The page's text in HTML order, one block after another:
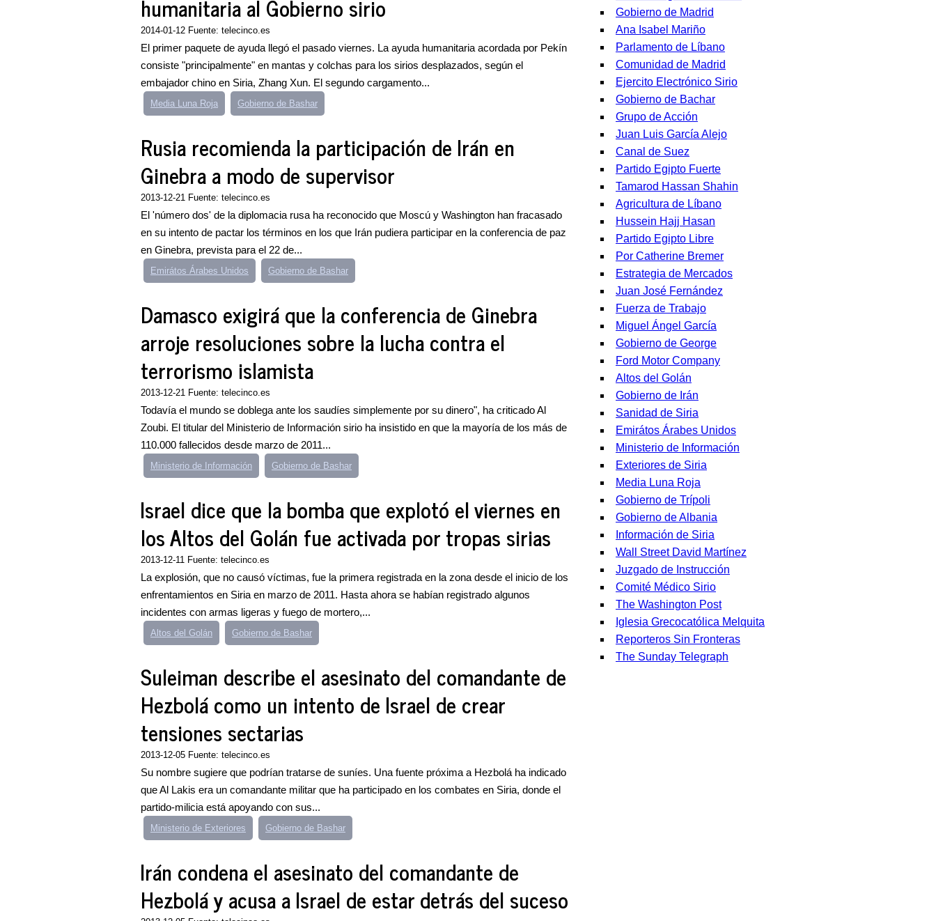
humanitaria al Gobierno sirio
2014-01-12 Fuente: telecinco.es
El primer paquete de ayuda llegó el pasado viernes. La ayuda humanitaria acordada por Pekín
consiste "principalmente" en mantas y colchas para los sirios desplazados, según el
embajador chino en Siria, Zhang Xun. El segundo cargamento...
Media Luna Roja Gobierno de Bashar
Rusia recomienda la participación de Irán en
Ginebra a modo de supervisor
2013-12-21 Fuente: telecinco.es
El 'número dos' de la diplomacia rusa ha reconocido que Moscú y Washington han fracasado
en su intento de pactar los términos en los que Irán pudiera participar en la conferencia de paz
en Ginebra, prevista para el 22 de...
Emirátos Árabes Unidos Gobierno de Bashar
Damasco exigirá que la conferencia de Ginebra
arroje resoluciones sobre la lucha contra el
terrorismo islamista
2013-12-21 Fuente: telecinco.es
Todavía el mundo se doblega ante los saudíes simplemente por su dinero", ha criticado Al
Zoubi. El titular del Ministerio de Información sirio ha insistido en que la mayoría de los más de
110.000 fallecidos desde marzo de 2011...
Ministerio de Información Gobierno de Bashar
Israel dice que la bomba que explotó el viernes en
los Altos del Golán fue activada por tropas sirias
2013-12-11 Fuente: telecinco.es
La explosión, que no causó víctimas, fue la primera registrada en la zona desde el inicio de los
enfrentamientos en Siria en marzo de 2011. Hasta ahora se habían registrado algunos
incidentes con armas ligeras y fuego de mortero,...
Altos del Golán Gobierno de Bashar
Suleiman describe el asesinato del comandante de
Hezbolá como un intento de Israel de crear
tensiones sectarias
2013-12-05 Fuente: telecinco.es
Su nombre sugiere que podrían tratarse de suníes. Una fuente próxima a Hezbolá ha indicado
que Al Lakis era un comandante militar que ha participado en los combates en Siria, donde el
partido-milicia está apoyando con sus...
Ministerio de Exteriores Gobierno de Bashar
Irán condena el asesinato del comandante de
Hezbolá y acusa a Israel de estar detrás del suceso
Gobierno de Madrid
Ana Isabel Mariño
Parlamento de Líbano
Comunidad de Madrid
Ejercito Electrónico Sirio
Gobierno de Bachar
Grupo de Acción
Juan Luis García Alejo
Canal de Suez
Partido Egipto Fuerte
Tamarod Hassan Shahin
Agricultura de Líbano
Hussein Hajj Hasan
Partido Egipto Libre
Por Catherine Bremer
Estrategia de Mercados
Juan José Fernández
Fuerza de Trabajo
Miguel Ángel García
Gobierno de George
Ford Motor Company
Altos del Golán
Gobierno de Irán
Sanidad de Siria
Emirátos Árabes Unidos
Ministerio de Información
Exteriores de Siria
Media Luna Roja
Gobierno de Trípoli
Gobierno de Albania
Información de Siria
Wall Street David Martínez
Juzgado de Instrucción
Comité Médico Sirio
The Washington Post
Iglesia Grecocatólica Melquita
Reporteros Sin Fronteras
The Sunday Telegraph